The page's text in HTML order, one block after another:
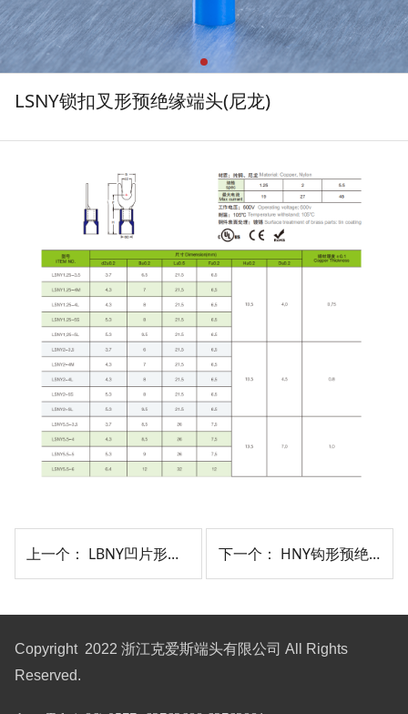
LSNY锁扣叉形预绝缘端头(尼龙)
上一个： LBNY凹片形预绝缘端头(尼龙) 下一个： HNY钩形预绝缘端头(尼龙)
Copyright 2022 浙江克爱斯端头有限公司 All Rights
Reserved.